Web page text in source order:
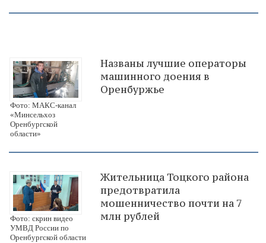
Фото: МАКС-канал
«Минсельхоз
Оренбургской
области»
Названы лучшие операторы
машинного доения в
Оренбуржье
Фото: скрин видео
УМВД России по
Оренбургской области
Жительница Тоцкого района
предотвратила
мошенничество почти на 7
млн рублей